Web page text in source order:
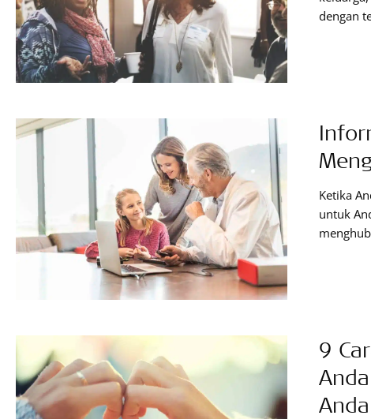
dengan
Ketika
untuk
9
Anda